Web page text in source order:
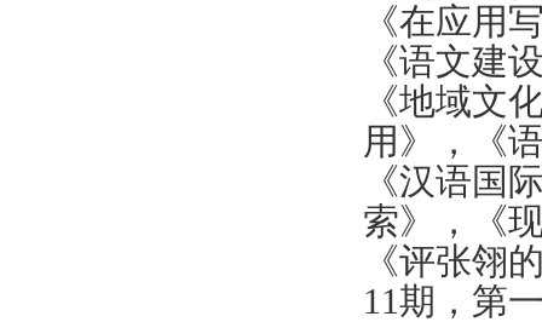
《在应用
《语文建
《地域文
用》，《
《汉语国
索》，《
《评张翎
11期，第